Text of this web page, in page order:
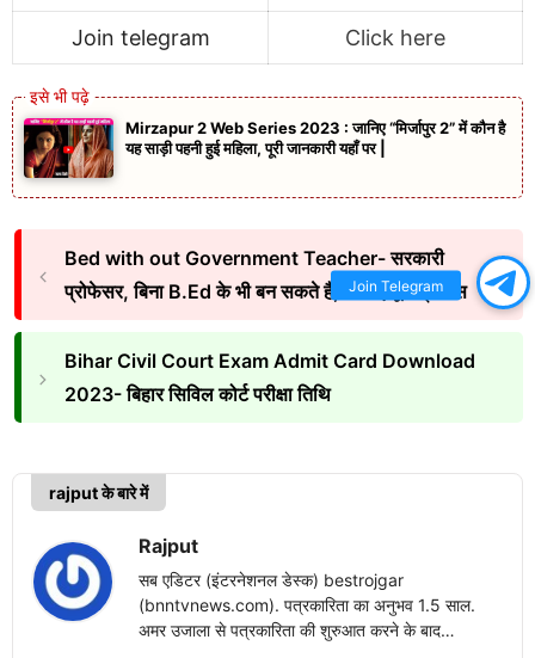
Join telegram Click here
Mirzapur 2 Web Series 2023 : जानिए “मिर्जापुर 2” में कौन है
यह साड़ी पहनी हुई महिला, पूरी जानकारी यहाँ पर |
Bed with out Government Teacher- सरकारी
प्रोफेसर, बिना B.Ed के भी बन सकते है, जानिए पूरा प्रोसेस
Bihar Civil Court Exam Admit Card Download
2023- बिहार सिविल कोर्ट परीक्षा तिथि
rajput के बारे में
Rajput
सब एडिटर (इंटरनेशनल डेस्क) bestrojgar
(bnntvnews.com). पत्रकारिता का अनुभव 1.5 साल.
अमर उजाला से पत्रकारिता की शुरुआत करने के बाद
Join Telegram